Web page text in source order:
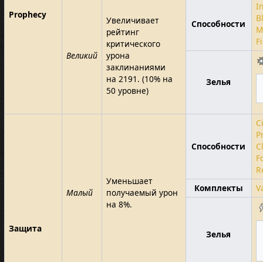
Prophecy
Великий
Увеличивает
рейтинг
критического
урона
заклинаниями
на 2191. (10% на
50 уровне)
Способности
Зелья
Защита
Малый
Уменьшает
получаемый урон
на 8%.
Способности
Комплекты
Зелья